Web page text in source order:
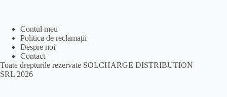
Contul meu
Politica de reclamații
Despre noi
Contact
Toate drepturile rezervate SOLCHARGE DISTRIBUTION
SRL 2026